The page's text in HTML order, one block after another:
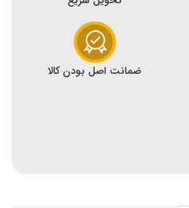
ضمانت اصل بودن کالا